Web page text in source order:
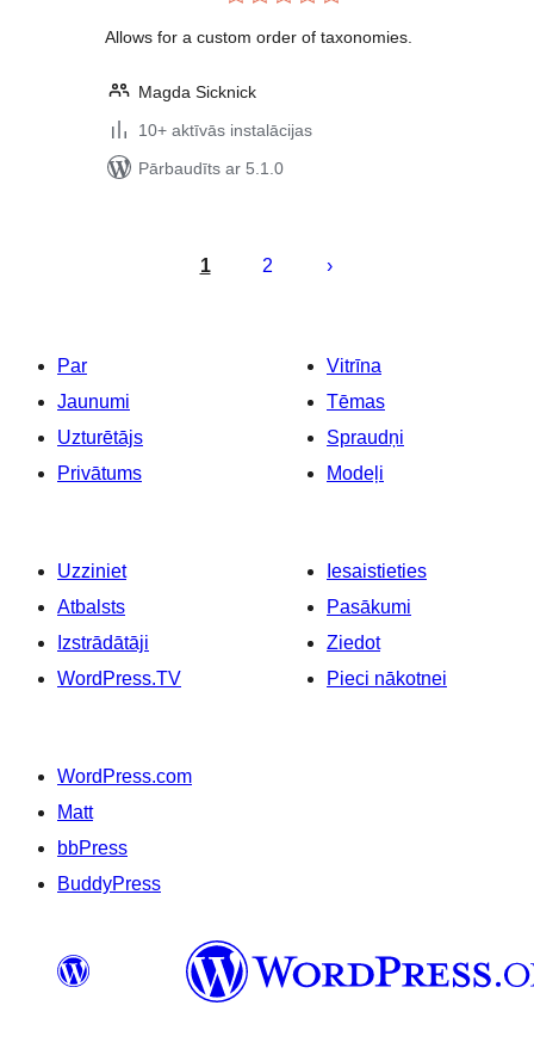
Allows for a custom order of taxonomies.
Magda Sicknick
10+ aktīvās instalācijas
Pārbaudīts ar 5.1.0
numerācija
1 2
Par
Jaunumi
Uzturētājs
Privātums
Vitrīna
Tēmas
Spraudņi
Modeļi
Uzziniet
Atbalsts
Izstrādātāji
WordPress.TV
Iesaistieties
Pasākumi
Ziedot
Pieci nākotnei
WordPress.com
Matt
bbPress
BuddyPress